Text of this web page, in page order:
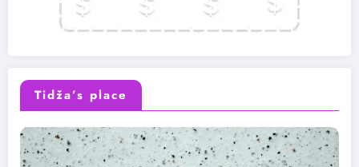
Tidža’s place